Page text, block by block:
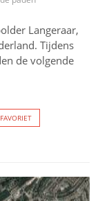
Langeraar,
Tijdens
de volgende
FAVORIET